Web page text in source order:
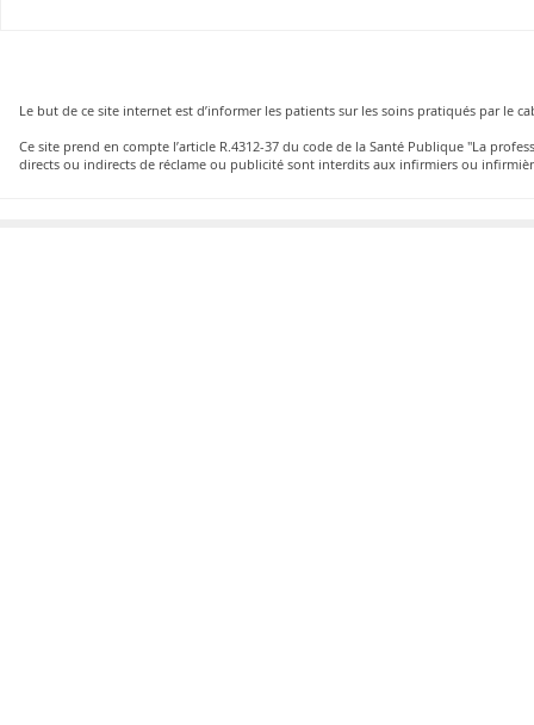
Le but de ce site internet est d’informer les patients sur les soins pratiqués par le
Ce site prend en compte l’article R.4312-37 du code de la Santé Publique "La
directs ou indirects de réclame ou publicité sont interdits aux infirmiers ou